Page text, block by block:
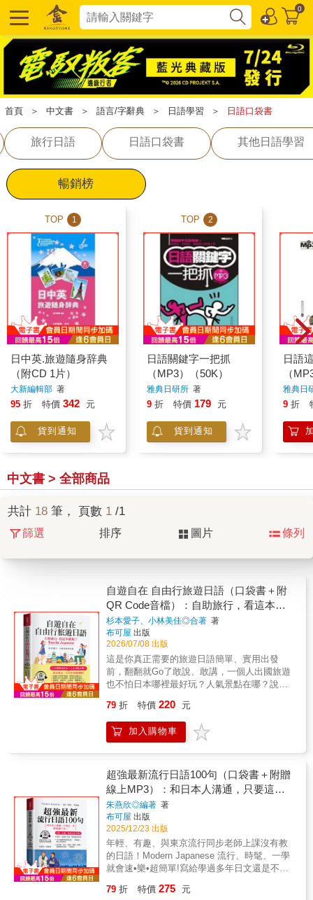
0
首頁 ＞ 中文書 ＞ 語言/字辭典 ＞ 日語學習 ＞ 日語口袋書
旅行日語 日語口袋書 其他日語學習
暢銷榜
TOP 1
日中英.旅遊隨身辞典
（附CD 1片）
大新編輯部 著
95 折 特價 342 元
貨到通知
TOP 2
日語關鍵字一把抓
（MP3）（50K）
雅典日研所 著
9 折 特價 179 元
貨到通知
日語
（
雅典日
9 折
中文書 > 全部商品
共計 18 筆， 頁數 1 /1
篩選 排序 圖片 條列
自遊自在 自由行旅遊日語（口袋書＋附
QR Code音檔）：自助旅行，看這本就
夠了。
杉本愛子、小林美佳◎合著 著
布可屋 出版
2026/07/08 出版
這是你真正需要的旅遊日語簡單、實用出發
前，翻翻就Go了敢說、敢講，一個人出國旅遊
也不怕日本哪裡最好玩？人氣景點在哪？說走
拼音輔助從發音、單字到觀光會話，瞬間學會
很簡單、大膽說不會日文，也能玩瘋日本！日
幣貶值到39年來最低點，現在到日本玩正是時
與日本放浪兄弟成員AKIRA，結婚生子，並隨
夫移居日本，則是令人欣羡的第二步。多浪漫
的情緣啊！你是不是開始對日本有一股憧憬，
想來一趟日本夢幻之旅！現在到日本旅遊、瞎
拼、置產，正是時候。您可以一個人自由自
在，背著輕鬆的背包，到日本旅遊、看美景、
嚐美食、考察、血拼、出差、投資、置產、談
生意。本書精選最簡單實用的會話，是專為準
備赴日旅遊的背包客設計。輕鬆，無壓力的學
習方式，赴日旅遊情境一應俱全，只要你想說
79 折 特價 220 元
加入購物車
超強最新流行日語100句（口袋書＋附贈
線上MP3）：和日本人溝通，只要這一
本，輕鬆遊日本！
朱燕欣◎編著 著
布可屋 出版
2025/12/23 出版
年輕、有趣、與東京流行同步老師上課沒有教
的日語！Modern Japanese 流行、時髦、一學
就會速•樂•超簡單!寫給學過多年日文還是不敢
鬆和日本人聊不停！◆最Hot、最流行日語，增
79 折 特價 275 元